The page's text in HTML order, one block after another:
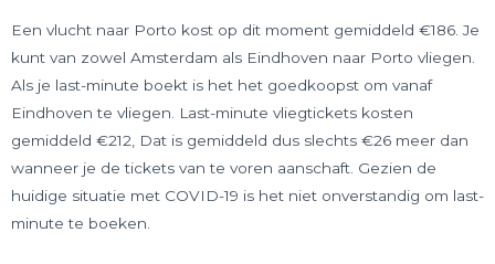
Een vlucht naar Porto kost op dit moment gemiddeld €186. Je
kunt van zowel Amsterdam als Eindhoven naar Porto vliegen.
Als je last-minute boekt is het het goedkoopst om vanaf
Eindhoven te vliegen. Last-minute vliegtickets kosten
gemiddeld €212, Dat is gemiddeld dus slechts €26 meer dan
wanneer je de tickets van te voren aanschaft. Gezien de
huidige situatie met COVID-19 is het niet onverstandig om last-
minute te boeken.